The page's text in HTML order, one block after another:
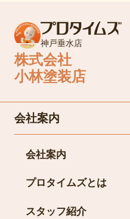
神戸垂水店
株式会社
小林塗装店
会社案内
会社案内
プロタイムズとは
スタッフ紹介